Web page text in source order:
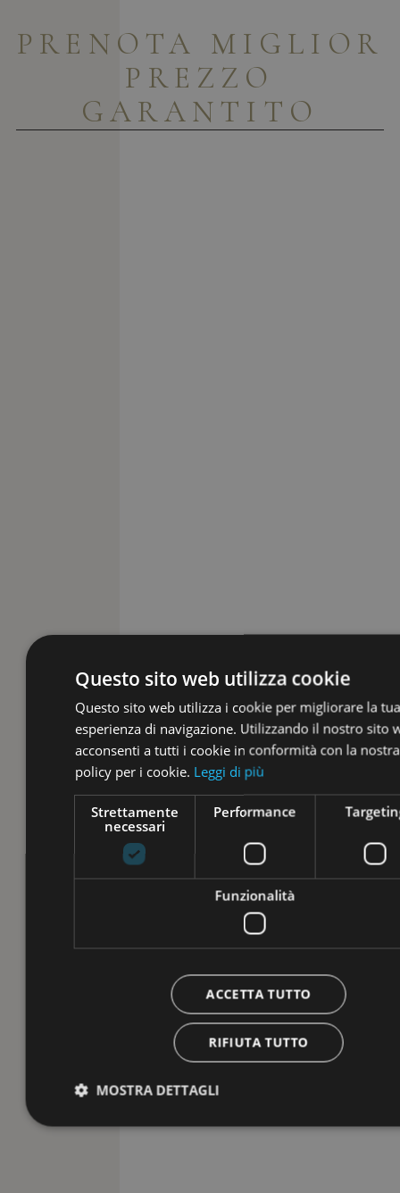
PRENOTA MIGLIOR
PREZZO
GARANTITO
Questo sito web utilizza cookie
Questo sito web utilizza i cookie per migliorare la tua
esperienza di navigazione. Utilizzando il nostro sito
acconsenti a tutti i cookie in conformità con la nostra
policy per i cookie. Leggi di più
Strettamente
necessari
Performance
Funzionalità
ACCETTA TUTTO
RIFIUTA TUTTO
MOSTRA DETTAGLI